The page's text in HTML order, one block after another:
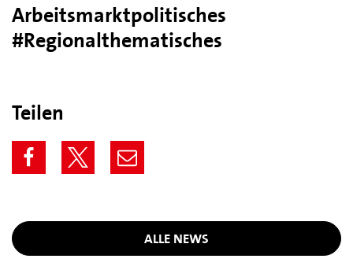
Arbeitsmarktpolitisches
#Regionalthematisches
Teilen
ALLE NEWS